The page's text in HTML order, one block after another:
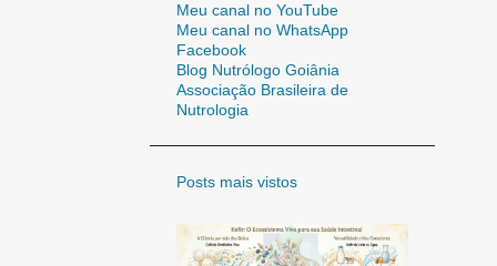
Meu canal no YouTube
Meu canal no WhatsApp
Facebook
Blog Nutrólogo Goiânia
Associação Brasileira de
Nutrologia
Posts mais vistos